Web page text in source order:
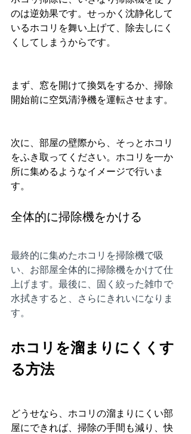
のは逆効果です。せっかく沈静化して
いるホコリを舞い上げて、除去しにく
くしてしまうからです。
まず、窓を開けて換気をするか、掃除
開始前に空気清浄機を運転させます。
次に、部屋の壁際から、そっとホコリ
をふき取ってください。ホコリを一か
所に集めるようなイメージで行いま
す。
全体的に掃除機をかける
最終的に集めたホコリを掃除機で吸
い、お部屋全体的に掃除機をかけて仕
上げます。最後に、固く絞った雑巾で
水拭きすると、さらにきれいになりま
す。
ホコリを溜まりにくくす
る方法
どうせなら、ホコリの溜まりにくい部
屋にできれば、掃除の手間も減り、快